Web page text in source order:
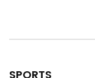
SPORTS